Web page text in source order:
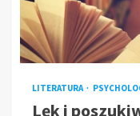
LITERATURA
Lęk i